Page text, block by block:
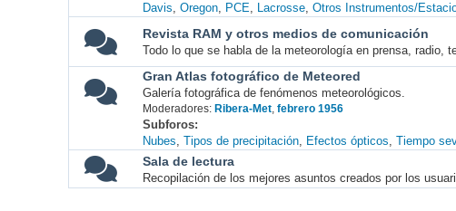
Davis Oregon PCE Lacrosse Otros Instrumentos/
Revista RAM y otros medios de comunicación
Todo lo que se habla de la meteorología en prensa, radio,
Gran Atlas fotográfico de Meteored
Galería fotográfica de fenómenos meteorológicos.
Moderadores: Ribera-Met, febrero 1956
Subforos
Nubes Tipos de precipitación Efectos ópticos Tiempo
Sala de lectura
Recopilación de los mejores asuntos creados por los